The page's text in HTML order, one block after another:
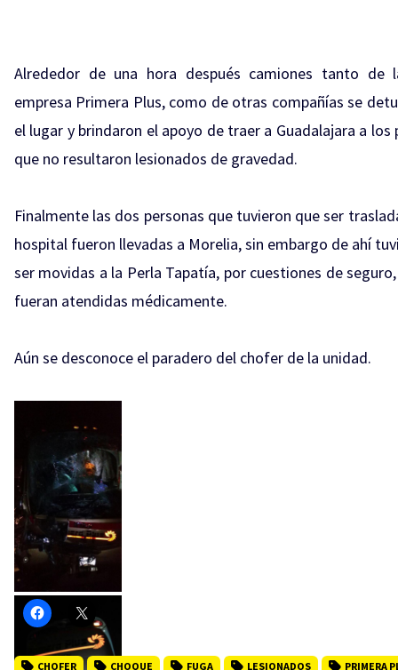
Alrededor de una hora después camiones tanto de
empresa Primera Plus, como de otras compañías se
el lugar y brindaron el apoyo de traer a Guadalajara a los
que no resultaron lesionados de gravedad.
Finalmente las dos personas que tuvieron que ser
hospital fueron llevadas a Morelia, sin embargo de ahí
ser movidas a la Perla Tapatía, por cuestiones de
fueran atendidas médicamente.
Aún se desconoce el paradero del chofer de la unidad.
CHOFER CHOQUE FUGA LESIONADOS PRIMERA